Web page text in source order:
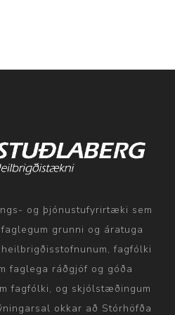
og þjónustufyrirtæki sem
grunni og áratuga
fagfólki
faglega ráðgjöf og góða
fagfólki, og skjólstæðingum
okkar að Stórhöfða